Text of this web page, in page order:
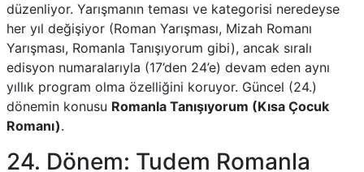
düzenliyor. Yarışmanın teması ve kategorisi neredeyse
her yıl değişiyor (Roman Yarışması, Mizah Romanı
Yarışması, Romanla Tanışıyorum gibi), ancak sıralı
edisyon numaralarıyla (17’den 24’e) devam eden aynı
yıllık program olma özelliğini koruyor. Güncel (24.)
dönemin konusu Romanla Tanışıyorum (Kısa Çocuk
Romanı).
24. Dönem: Tudem Romanla